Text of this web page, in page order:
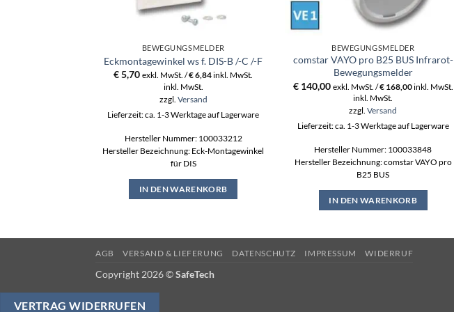
BEWEGUNGSMELDER
Eckmontagewinkel ws f. DIS-B /-C /-F
€5,70 exkl. MwSt. /€6,84inkl. MwSt.
inkl. MwSt.
zzgl. Versand
Lieferzeit: ca. 1-3 Werktage auf Lagerware
Hersteller Nummer: 100033212
Hersteller Bezeichnung: Eck-Montagewinkel
für DIS
IN DEN WARENKORB
BEWEGUNGSMELDER
comstar VAYO pro B25 BUS Infrarot-
Bewegungsmelder
€140,00 exkl. MwSt. /€168,00inkl. MwSt.
inkl. MwSt.
zzgl.Versand
Lieferzeit: ca. 1-3 Werktage auf Lagerware
Hersteller Nummer: 100033848
Hersteller Bezeichnung: comstar VAYO pro
B25 BUS
IN DEN WARENKORB
AGB VERSAND & LIEFERUNG DATENSCHUTZ IMPRESSUM WIDERRUF
Copyright 2026 ©SafeTech
VERTRAG WIDERRUFEN